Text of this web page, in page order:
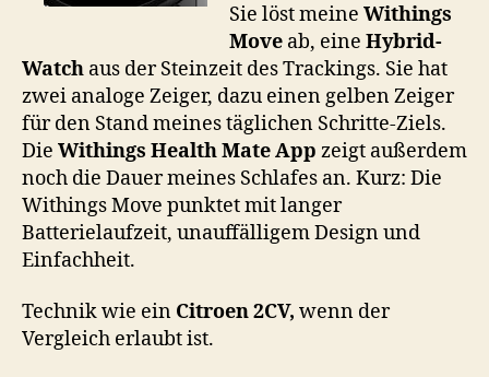
Sie löst meine Withings
Move ab, eine Hybrid-
Watch aus der Steinzeit des Trackings. Sie hat
zwei analoge Zeiger, dazu einen gelben Zeiger
für den Stand meines täglichen Schritte-Ziels.
Die Withings Health Mate App zeigt außerdem
noch die Dauer meines Schlafes an. Kurz: Die
Withings Move punktet mit langer
Batterielaufzeit, unauffälligem Design und
Einfachheit.
Technik wie ein Citroen 2CV, wenn der
Vergleich erlaubt ist.